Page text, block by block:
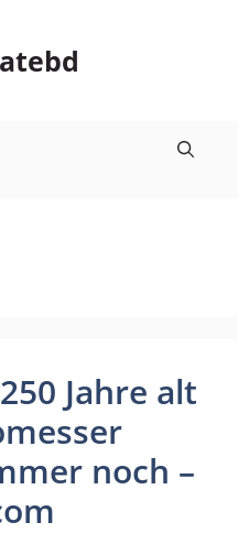
Jahre alt
noch –